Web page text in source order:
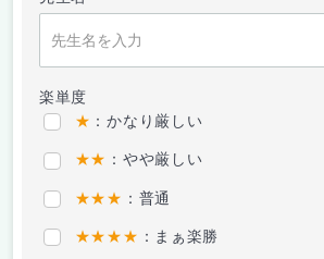
楽単度
★ ：かなり厳しい
★★ ：やや厳しい
★★★ ：普通
★★★★ ：まぁ楽勝